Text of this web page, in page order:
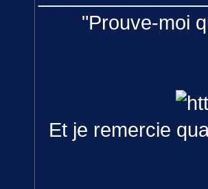
"Prouve-moi
Et je remercie